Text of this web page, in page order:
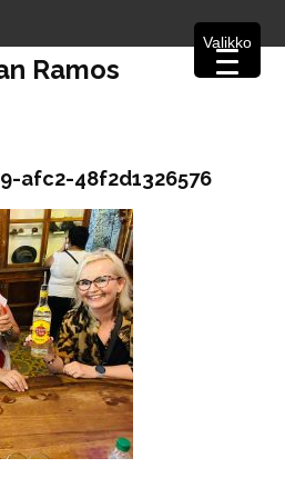
Ramos
afc2-48f2d1326576
Valikko